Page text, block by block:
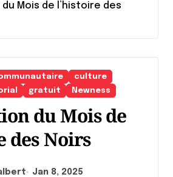
Mois de l’histoire des
culture
gratuit Newness
du Mois de
des Noirs
Jan 8, 2025